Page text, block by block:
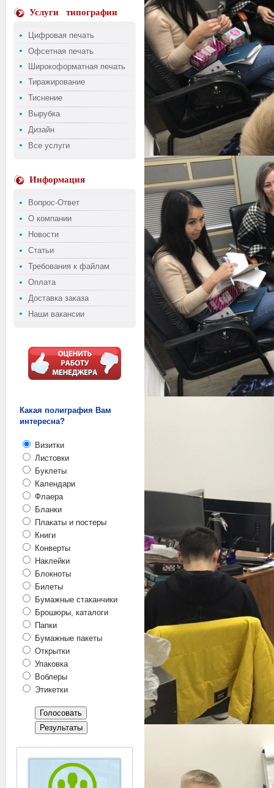
Услуги типографии
Цифровая печать
Офсетная печать
Широкоформатная печать
Тиражирование
Тиснение
Вырубка
Дизайн
Все услуги
Информация
Вопрос-Ответ
О компании
Новости
Статьи
Требования к файлам
Оплата
Доставка заказа
Наши вакансии
Какая полиграфия Вам
интересна?
Визитки
Листовки
Буклеты
Календари
Флаера
Бланки
Плакаты и постеры
Книги
Конверты
Наклейки
Блокноты
Билеты
Бумажные стаканчики
Брошюры, каталоги
Папки
Бумажные пакеты
Открытки
Упаковка
Воблеры
Этикетки